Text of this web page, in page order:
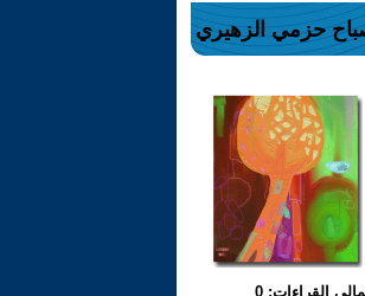
حزمي الزهيري
القراءات: 0